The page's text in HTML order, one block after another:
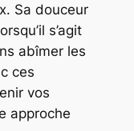
Sa douceur
s’agit
abîmer les
ces
vos
approche